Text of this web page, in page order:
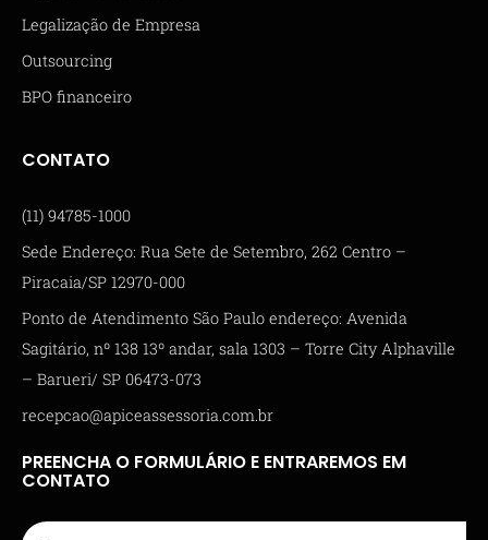
Legalização de Empresa
Outsourcing
BPO financeiro
CONTATO
(11) 94785-1000
Sede Endereço: Rua Sete de Setembro, 262 Centro –
Piracaia/SP 12970-000
Ponto de Atendimento São Paulo endereço: Avenida
Sagitário, nº 138 13º andar, sala 1303 – Torre City Alphaville
– Barueri/ SP 06473-073
recepcao@apiceassessoria.com.br
PREENCHA O FORMULÁRIO E ENTRAREMOS EM
CONTATO